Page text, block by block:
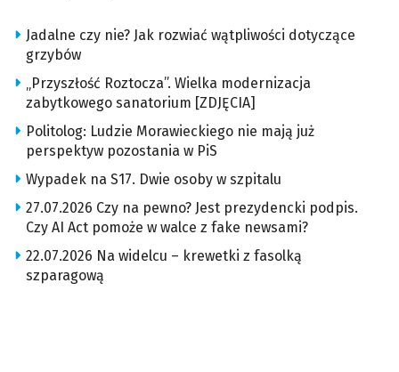
Jadalne czy nie? Jak rozwiać wątpliwości dotyczące
grzybów
„Przyszłość Roztocza”. Wielka modernizacja
zabytkowego sanatorium [ZDJĘCIA]
Politolog: Ludzie Morawieckiego nie mają już
perspektyw pozostania w PiS
Wypadek na S17. Dwie osoby w szpitalu
27.07.2026 Czy na pewno? Jest prezydencki podpis.
Czy AI Act pomoże w walce z fake newsami?
22.07.2026 Na widelcu – krewetki z fasolką
szparagową